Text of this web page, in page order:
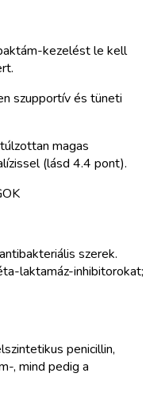
kezelést le kell
szupportív és tüneti
magas
(lásd 4.4 pont).
szerek.
laktamáz-inhibitorokat;
penicillin,
, mind pedig a